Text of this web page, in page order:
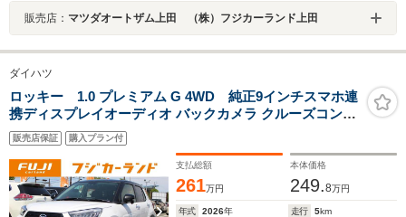
販売店： マツダオートザム上田 （株）フジカーランド上田
ダイハツ
ロッキー 1.0 プレミアム G 4WD 純正9インチスマホ連
携ディスプレイオーディオ バックカメラ クルーズコント
ロール ステアリングスイッチ シートヒーター フォグラン
プ
販売店保証 購入プラン付
支払総額
261万円
本体価格
249.8万円
年式 2026年 走行 5km